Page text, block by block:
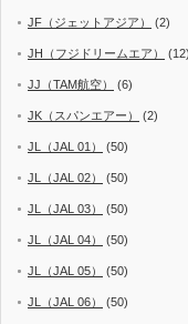
JF（ジェットアジア） (2)
JH（フジドリームエア） (12)
JJ（TAM航空） (6)
JK（スパンエアー） (2)
JL（JAL 01） (50)
JL（JAL 02） (50)
JL（JAL 03） (50)
JL（JAL 04） (50)
JL（JAL 05） (50)
JL（JAL 06） (50)